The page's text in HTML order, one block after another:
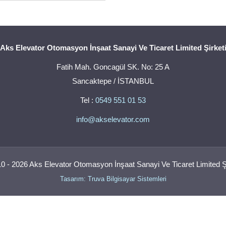
Aks Elevator Otomasyon İnşaat Sanayi Ve Ticaret Limited Şirketi
Fatih Mah. Goncagül SK. No: 25 A
Sancaktepe / İSTANBUL
Tel : 0549 551 01 53
info@akselevator.com
- 2026 Aks Elevator Otomasyon İnşaat Sanayi Ve Ticaret Limited
Tasarım: Truva Bilgisayar Sistemleri